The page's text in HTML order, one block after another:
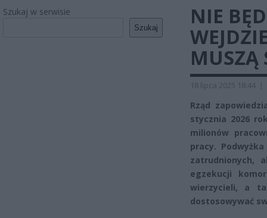
Szukaj w serwisie
Szukaj
NIE
MUSZĄ
18 lipca 2025 18:44 |
Rząd
stycznia 2026
milionów
pracy.
zatrudnionych,
egzekucji
wierzycieli, a
dostosowywać